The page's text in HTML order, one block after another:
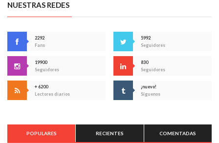
NUESTRAS REDES
2292
Fans
5992
Seguidores
19900
Seguidores
830
Seguidores
+ 6200
Lectores diarios
¡nuevo!
Síguenos
POPULARES RECIENTES COMENTADAS